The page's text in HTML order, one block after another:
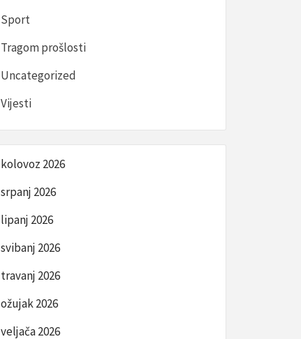
Sport
Tragom prošlosti
Uncategorized
Vijesti
kolovoz 2026
srpanj 2026
lipanj 2026
svibanj 2026
travanj 2026
ožujak 2026
veljača 2026